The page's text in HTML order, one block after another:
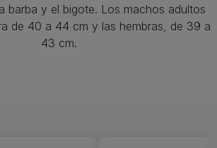
barba y el bigote. Los machos adultos
de 40 a 44 cm y las hembras, de 39 a
43 cm.